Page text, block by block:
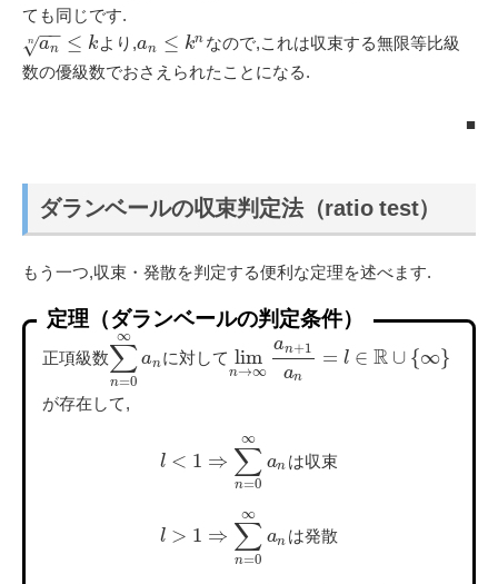
ても同じです.
an
−−
√
n ≤ kより,an ≤ kn なので,これは収束する無限等比級
数の優級数でおさえられたことになる.
■
ダランベールの収束判定法（ratio test）
もう一つ,収束・発散を判定する便利な定理を述べます.
定理（ダランベールの判定条件）
正項級数∑
n=0
∞
anに対して lim
n→∞
an+1
an
= l ∈ R ∪ {∞}
が存在して,
l < 1 ⇒ ∑
n=0
∞
an は収束
l > 1 ⇒ ∑
n=0
∞
an は発散